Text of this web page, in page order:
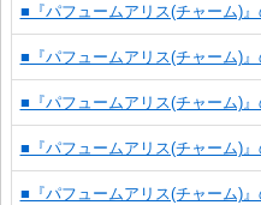
■『パフュームアリス(チャーム)
■『パフュームアリス(チャーム)
■『パフュームアリス(チャーム)
■『パフュームアリス(チャーム)
■『パフュームアリス(チャーム)